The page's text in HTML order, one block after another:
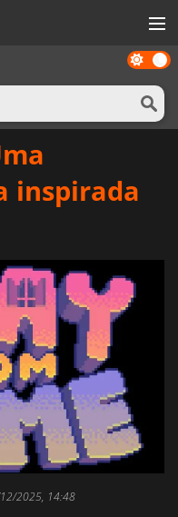
Dark
mode
inspirada
2025, 14:48